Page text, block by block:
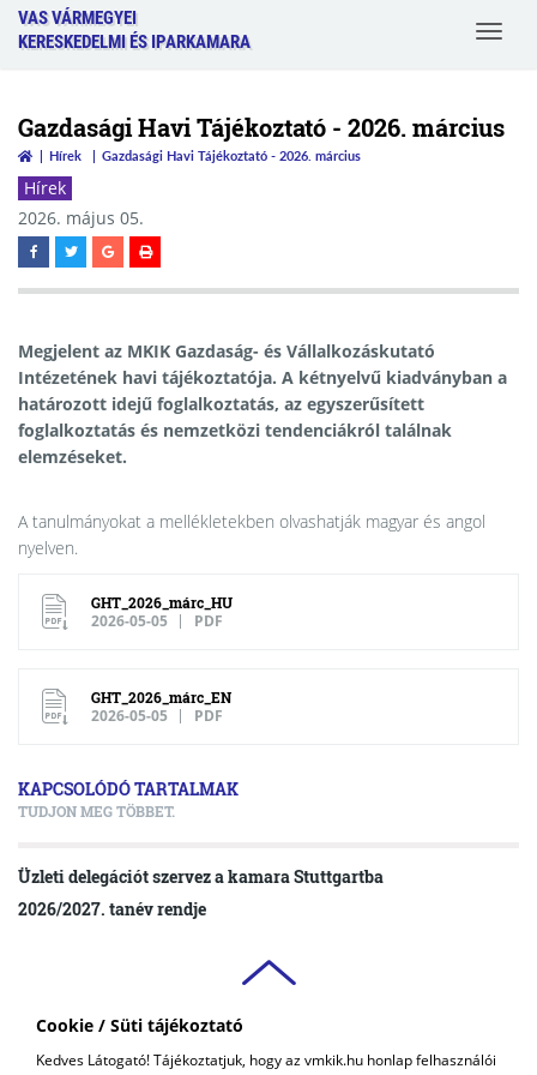
Cookie / Süti tájékoztató
Kedves Látogató! Tájékoztatjuk, hogy az vmkik.hu honlap felhasználói
VAS VÁRMEGYEI
KERESKEDELMI ÉS IPARKAMARA
Toggle
Gazdasági Havi Tájékoztató - 2026. március
Hírek Gazdasági Havi Tájékoztató - 2026. március
Hírek
2026. május 05.
Megjelent az MKIK Gazdaság- és Vállalkozáskutató
Intézetének havi tájékoztatója. A kétnyelvű kiadványban a
határozott idejű foglalkoztatás, az egyszerűsített
foglalkoztatás és nemzetközi tendenciákról találnak
elemzéseket.
A tanulmányokat a mellékletekben olvashatják magyar és angol
nyelven.
GHT_2026_márc_HU
2026-05-05 PDF
GHT_2026_márc_EN
2026-05-05 PDF
KAPCSOLÓDÓ TARTALMAK
TUDJON MEG TÖBBET.
Üzleti delegációt szervez a kamara Stuttgartba
2026/2027. tanév rendje
VAS VÁRMEGYEI